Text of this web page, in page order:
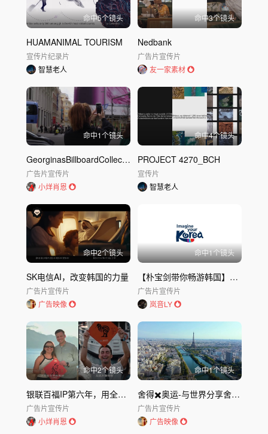
命中5个镜头
HUAMANIMAL TOURISM
宣传片纪录片
智慧老人
命中3个镜头
Nedbank
广告片宣传片
友一家素材
命中1个镜头
GeorginasBillboardCollection：伦敦广告节
广告片宣传片
小烊肖恩
命中4个镜头
PROJECT 4270_BCH
宣传片
智慧老人
命中2个镜头
SK电信AI，改变韩国的力量
广告片宣传片
广告映像
命中1个镜头
【朴宝剑带你畅游韩国】有一天，韩国来到了我身边
广告片宣传片
岚音LY
命中2个镜头
银联百福IP第六年，用全世界祝福你的世界
广告片宣传片
小烊肖恩
命中1个镜头
舍得✖️奥运-与世界分享舍得智慧
广告片宣传片
广告映像